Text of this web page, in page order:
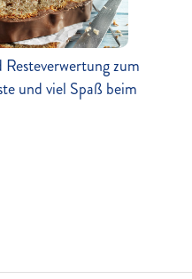
zum
und viel Spaß beim